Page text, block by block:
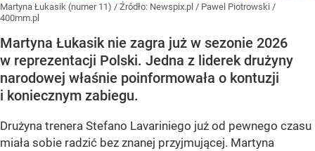
Martyna Łukasik (numer 11) / Źródło: Newspix.pl / Pawel Piotrowski /
400mm.pl
Martyna Łukasik nie zagra już w sezonie 2026
w reprezentacji Polski. Jedna z liderek drużyny
narodowej właśnie poinformowała o kontuzji
i koniecznym zabiegu.
Drużyna trenera Stefano Lavariniego już od pewnego czasu
miała sobie radzić bez znanej przyjmującej. Martyna